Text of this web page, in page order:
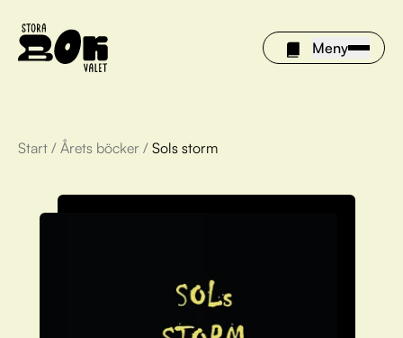
Meny
Årets böcker
Om Stora bokvalet
Start / Årets böcker / Sols storm